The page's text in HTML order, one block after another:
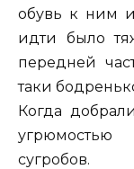
обувь к ним
идти было
передней
таки
Когда
сугробов.